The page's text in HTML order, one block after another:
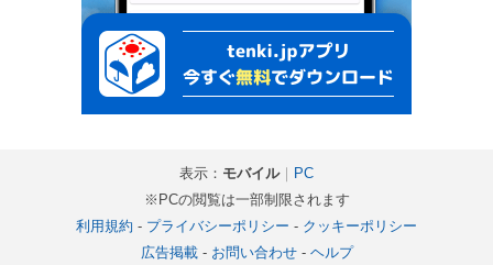
表示： モバイル｜ PC
※PCの閲覧は一部制限されます
利用規約 - プライバシーポリシー - クッキーポリシー
広告掲載- お問い合わせ- ヘルプ